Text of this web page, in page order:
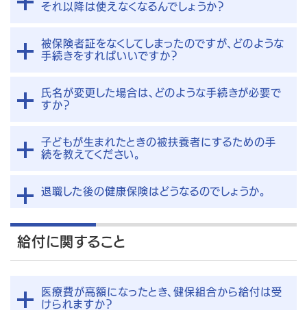
それ以降は使えなくなるんでしょうか？
被保険者証をなくしてしまったのですが、どのような
手続きをすればいいですか？
氏名が変更した場合は、どのような手続きが必要で
すか？
子どもが生まれたときの被扶養者にするための手
続を教えてください。
退職した後の健康保険はどうなるのでしょうか。
給付に関すること
医療費が高額になったとき、健保組合から給付は受
けられますか？